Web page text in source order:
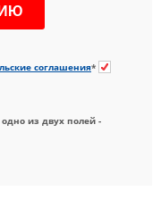
соглашения*
из двух полей -